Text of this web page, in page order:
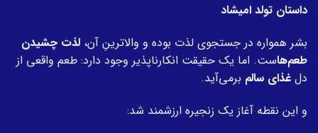
داستان تولد امیشاد
بشر همواره در جستجوی لذت بوده و والاترینِ آن، لذت چشیدن
طعم‌هاست. اما یک حقیقت انکارناپذیر وجود دارد: طعم واقعی از
دل غذای سالم برمی‌آید.
و این نقطه آغاز یک زنجیره ارزشمند شد: